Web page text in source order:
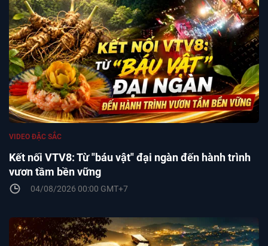
Kết nối VTV8: Từ "báu vật" đại ngàn đến hành trình
vươn tầm bền vững
VIDEO ĐẶC SẮC
04/08/2026 00:00 GMT+7